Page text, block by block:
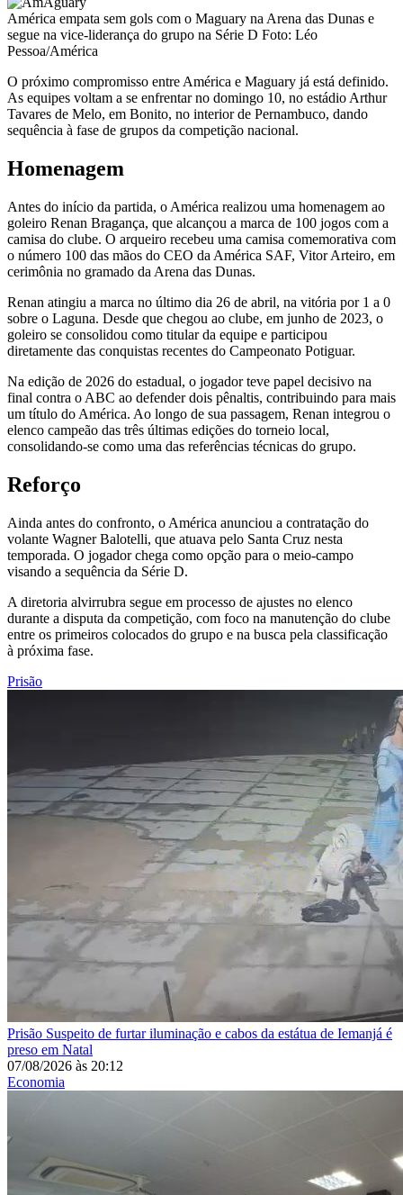
América empata sem gols com o Maguary na Arena das Dunas e
segue na vice-liderança do grupo na Série D Foto: Léo
Pessoa/América
O próximo compromisso entre América e Maguary já está definido.
As equipes voltam a se enfrentar no domingo 10, no estádio Arthur
Tavares de Melo, em Bonito, no interior de Pernambuco, dando
sequência à fase de grupos da competição nacional.
Homenagem
Antes do início da partida, o América realizou uma homenagem ao
goleiro Renan Bragança, que alcançou a marca de 100 jogos com a
camisa do clube. O arqueiro recebeu uma camisa comemorativa com
o número 100 das mãos do CEO da América SAF, Vitor Arteiro, em
cerimônia no gramado da Arena das Dunas.
Renan atingiu a marca no último dia 26 de abril, na vitória por 1 a 0
sobre o Laguna. Desde que chegou ao clube, em junho de 2023, o
goleiro se consolidou como titular da equipe e participou
diretamente das conquistas recentes do Campeonato Potiguar.
Na edição de 2026 do estadual, o jogador teve papel decisivo na
final contra o ABC ao defender dois pênaltis, contribuindo para mais
um título do América. Ao longo de sua passagem, Renan integrou o
elenco campeão das três últimas edições do torneio local,
consolidando-se como uma das referências técnicas do grupo.
Reforço
Ainda antes do confronto, o América anunciou a contratação do
volante Wagner Balotelli, que atuava pelo Santa Cruz nesta
temporada. O jogador chega como opção para o meio-campo
visando a sequência da Série D.
A diretoria alvirrubra segue em processo de ajustes no elenco
durante a disputa da competição, com foco na manutenção do clube
entre os primeiros colocados do grupo e na busca pela classificação
à próxima fase.
Prisão
Prisão Suspeito de furtar iluminação e cabos da estátua de Iemanjá é
preso em Natal
07/08/2026 às 20:12
Economia